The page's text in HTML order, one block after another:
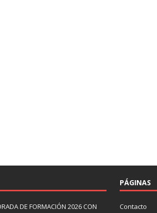
DE FORMACIÓN 2026 CON
PÁGINAS
Contacto